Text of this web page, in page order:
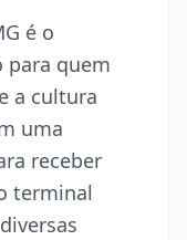
é o
para quem
a cultura
uma
receber
terminal